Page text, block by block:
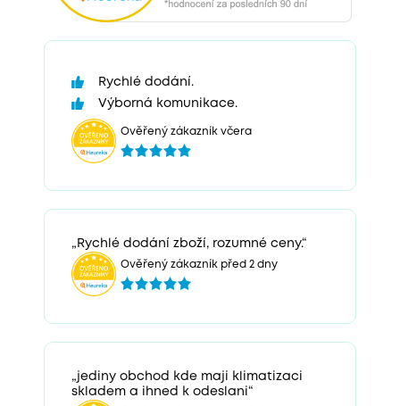
Rychlé dodání.
Výborná komunikace.
Ověřený zákazník včera
„Rychlé dodání zboží, rozumné ceny.“
Ověřený zákazník před 2 dny
„jediny obchod kde maji klimatizaci
skladem a ihned k odeslani“